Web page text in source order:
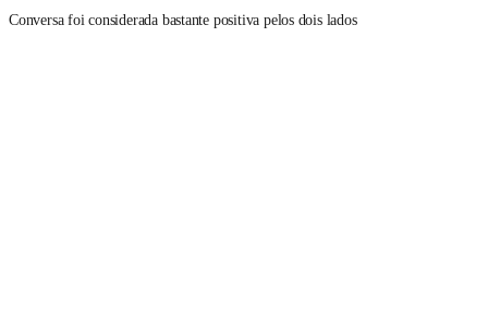
Conversa foi considerada bastante positiva pelos dois lados